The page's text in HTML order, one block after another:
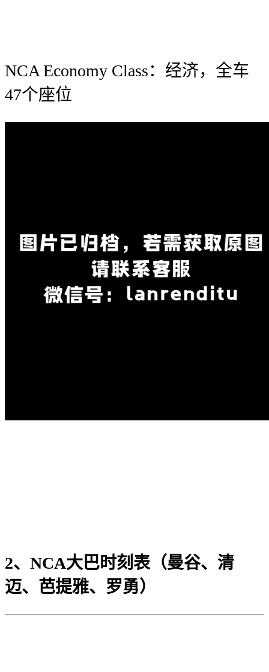
NCA Economy Class：经济，全车
47个座位
2、NCA大巴时刻表（曼谷、清
迈、芭提雅、罗勇）